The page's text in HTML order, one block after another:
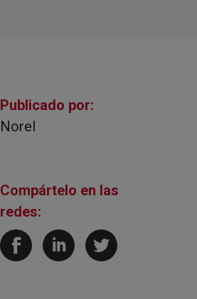
Publicado por:
Norel
Compártelo en las
redes: